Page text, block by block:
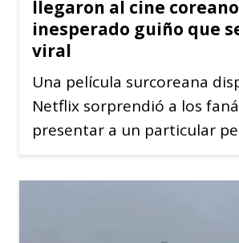
llegaron al cine
inesperado guiño que
viral
Una película surcoreana
Netflix sorprendió a los
presentar a un particular